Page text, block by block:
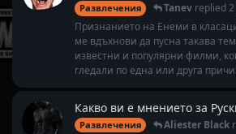
Развлечения Tanev replied2
Признанието на Енеми в
ме вдъхнови да пусна такава
известни и популярни филми,
гледали по една или друга
Какво ви е мнението за
Развлечения Aliester Black